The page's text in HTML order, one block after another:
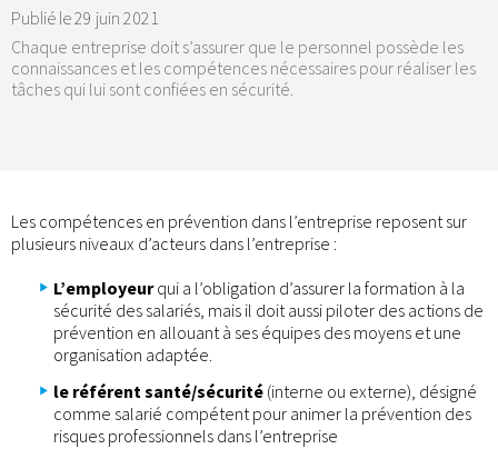
Publié le29 juin 2021
Chaque entreprise doit s’assurer que le personnel possède les
connaissances et les compétences nécessaires pour réaliser les
tâches qui lui sont confiées en sécurité.
Les compétences en prévention dans l’entreprise reposent sur
plusieurs niveaux d’acteurs dans l’entreprise :
L’employeurqui a l’obligation d’assurer la formation à la
sécurité des salariés, mais il doit aussi piloter des actions de
prévention en allouant à ses équipes des moyens et une
organisation adaptée.
le référent santé/sécurité (interne ou externe), désigné
comme salarié compétent pour animer la prévention des
risques professionnels dans l’entreprise